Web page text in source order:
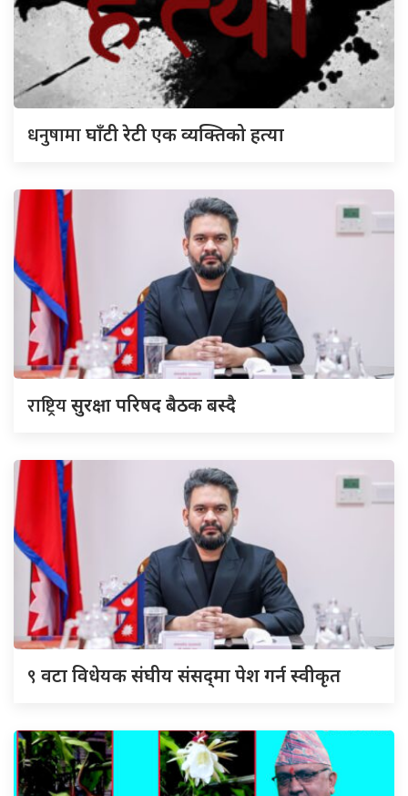
धनुषामाघाँटी रेटी एक व्यक्तिको हत्या
राष्ट्रियसुरक्षा परिषद बैठक बस्दै
९ वटा विधेयक संघीय संसद्‌मा पेश गर्न स्वीकृत